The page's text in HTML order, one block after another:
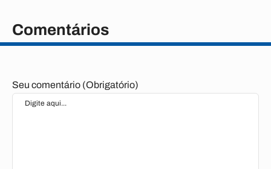
Comentários
Seu comentário (Obrigatório)